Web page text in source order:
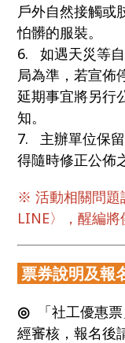
戶外自然接觸或
怕髒的服裝。
6. 如遇天災等
局為準，若宣佈
延期事宜將另行
知。
7. 主辦單位保
得隨時修正公佈
※ 活動相關問題
LINE〉，醒編將
票券說明及報
◎
「社工優惠
經審核，報名後